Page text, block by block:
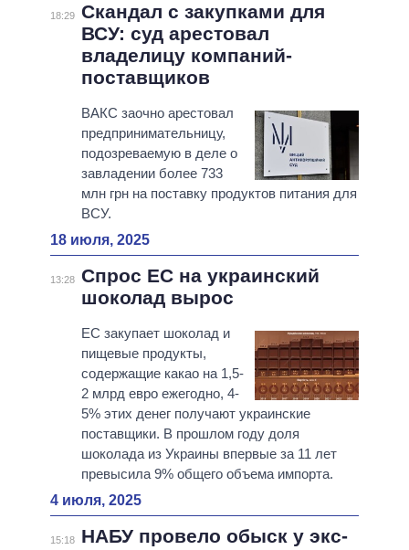
18:29 Скандал с закупками для
ВСУ: суд арестовал
владелицу компаний-
поставщиков
ВАКС заочно арестовал
предпринимательницу,
подозреваемую в деле о
завладении более 733
млн грн на поставку продуктов питания для
ВСУ.
18 июля, 2025
13:28 Спрос ЕС на украинский
шоколад вырос
ЕС закупает шоколад и
пищевые продукты,
содержащие какао на 1,5-
2 млрд евро ежегодно, 4-
5% этих денег получают украинские
поставщики. В прошлом году доля
шоколада из Украины впервые за 11 лет
превысила 9% общего объема импорта.
4 июля, 2025
15:18
НАБУ провело обыск у экс-